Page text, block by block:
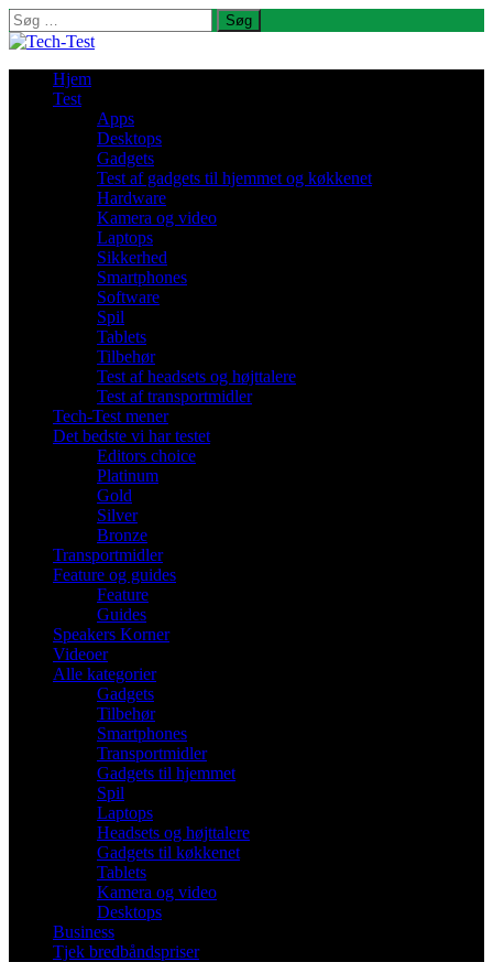
Søg
efter:
Hjem
Test
Apps
Desktops
Gadgets
Test af gadgets til hjemmet og køkkenet
Hardware
Kamera og video
Laptops
Sikkerhed
Smartphones
Software
Spil
Tablets
Tilbehør
Test af headsets og højttalere
Test af transportmidler
Tech-Test mener
Det bedste vi har testet
Editors choice
Platinum
Gold
Silver
Bronze
Transportmidler
Feature og guides
Feature
Guides
Speakers Korner
Videoer
Alle kategorier
Gadgets
Tilbehør
Smartphones
Transportmidler
Gadgets til hjemmet
Spil
Laptops
Headsets og højttalere
Gadgets til køkkenet
Tablets
Kamera og video
Desktops
Business
Tjek bredbåndspriser